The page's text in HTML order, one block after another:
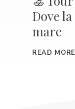
Dove
mare
READ MORE